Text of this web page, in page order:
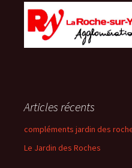
Articles récents
compléments jardin des
Le Jardin des Roches